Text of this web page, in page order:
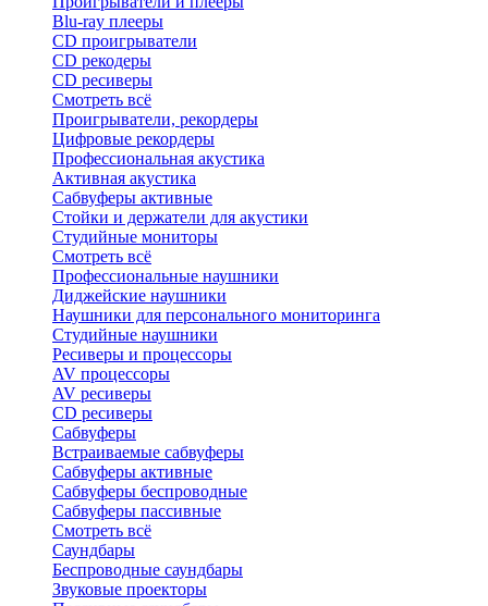
Blu-ray плееры
CD проигрыватели
CD рекодеры
CD ресиверы
Смотреть всё
Проигрыватели, рекордеры
Цифровые рекордеры
Профессиональная акустика
Активная акустика
Сабвуферы активные
Стойки и держатели для акустики
Студийные мониторы
Смотреть всё
Профессиональные наушники
Диджейские наушники
Наушники для персонального мониторинга
Студийные наушники
Ресиверы и процессоры
AV процессоры
AV ресиверы
CD ресиверы
Сабвуферы
Встраиваемые сабвуферы
Сабвуферы активные
Сабвуферы беспроводные
Сабвуферы пассивные
Смотреть всё
Саундбары
Беспроводные саундбары
Звуковые проекторы